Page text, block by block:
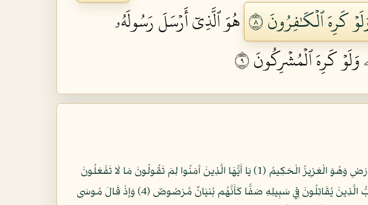
كَرِهَ ٱلۡكَٰفِرُونَ ٨
هُوَ ٱلَّذِيٓ أَرۡسَلَ رَسُولَهُۥ
كَرِهَ ٱلۡمُشۡرِكُونَ ٩
بِسْمِ اللّهِ الرَّحْمنِ الرَّحِيمِ سَبَّحَ لِلَّهِ مَا فِي السَّمَاوَاتِ وَمَا فِي الْأَرْضِ وَهُوَ الْعَزِيزُ الْحَكِيمُ (1) يَا أَيُّهَا الَّذِينَ آَمَنُوا لِمَ تَقُولُونَ مَا لَا تَفْعَلُونَ
(2) كَبُرَ مَقْتًا عِندَ اللَّهِ أَن تَقُولُوا مَا لَا تَفْعَلُونَ (3) إِنَّ اللَّهَ يُحِبُّ الَّذِينَ يُقَاتِلُونَ فِي سَبِيلِهِ صَفًّا كَأَنَّهُم بُنيَانٌ مَّرْصُوصٌ (4) وَإِذْ قَالَ مُوسَى